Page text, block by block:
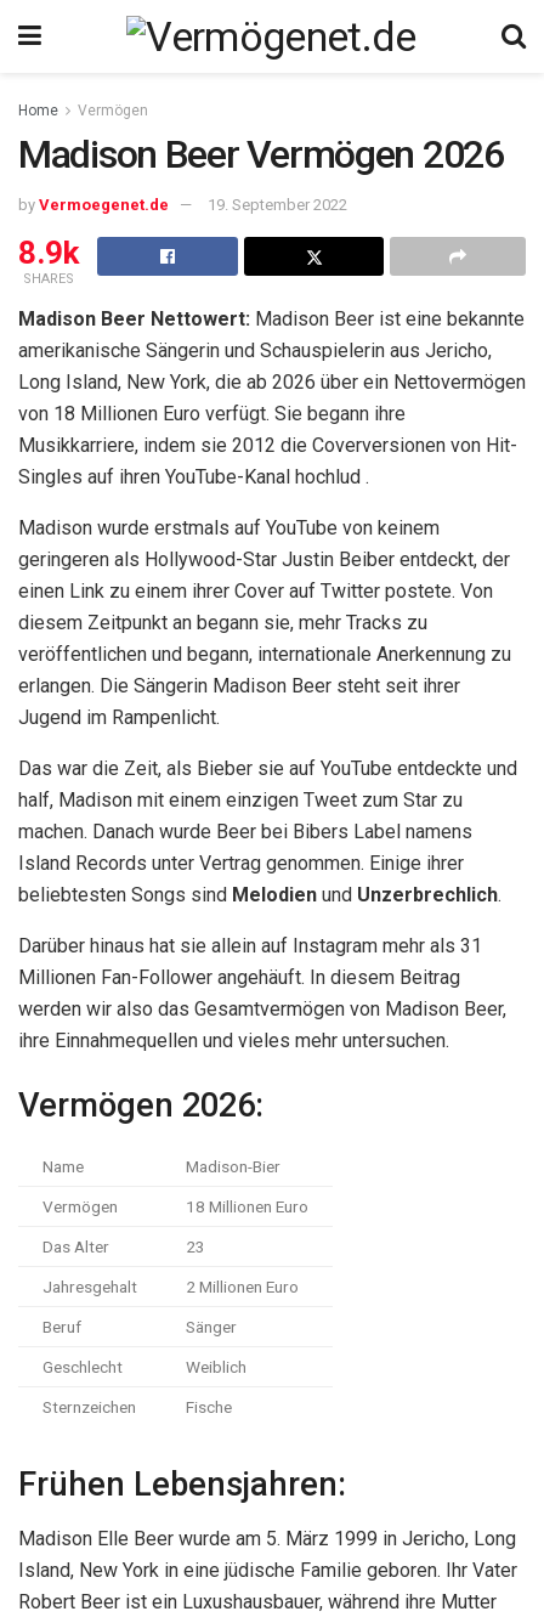
Home Vermögen
Madison Beer Vermögen 2026
by Vermoegenet.de 19. September 2022
8.9k
SHARES
Madison Beer Nettowert: Madison Beer ist eine bekannte
amerikanische Sängerin und Schauspielerin aus Jericho,
Long Island, New York, die ab 2026 über ein Nettovermögen
von 18 Millionen Euro verfügt. Sie begann ihre
Musikkarriere, indem sie 2012 die Coverversionen von Hit-
Singles auf ihren YouTube-Kanal hochlud .
Madison wurde erstmals auf YouTube von keinem
geringeren als Hollywood-Star Justin Beiber entdeckt, der
einen Link zu einem ihrer Cover auf Twitter postete. Von
diesem Zeitpunkt an begann sie, mehr Tracks zu
veröffentlichen und begann, internationale Anerkennung zu
erlangen. Die Sängerin Madison Beer steht seit ihrer
Jugend im Rampenlicht.
Das war die Zeit, als Bieber sie auf YouTube entdeckte und
half, Madison mit einem einzigen Tweet zum Star zu
machen. Danach wurde Beer bei Bibers Label namens
Island Records unter Vertrag genommen. Einige ihrer
beliebtesten Songs sind Melodien und Unzerbrechlich.
Darüber hinaus hat sie allein auf Instagram mehr als 31
Millionen Fan-Follower angehäuft. In diesem Beitrag
werden wir also das Gesamtvermögen von Madison Beer,
ihre Einnahmequellen und vieles mehr untersuchen.
Vermögen 2026:
Name Madison-Bier
Vermögen 18 Millionen Euro
Das Alter 23
Jahresgehalt 2 Millionen Euro
Beruf Sänger
Geschlecht Weiblich
Sternzeichen Fische
Frühen Lebensjahren:
Madison Elle Beer wurde am 5. März 1999 in Jericho, Long
Island, New York in eine jüdische Familie geboren. Ihr Vater
Robert Beer ist ein Luxushausbauer, während ihre Mutter